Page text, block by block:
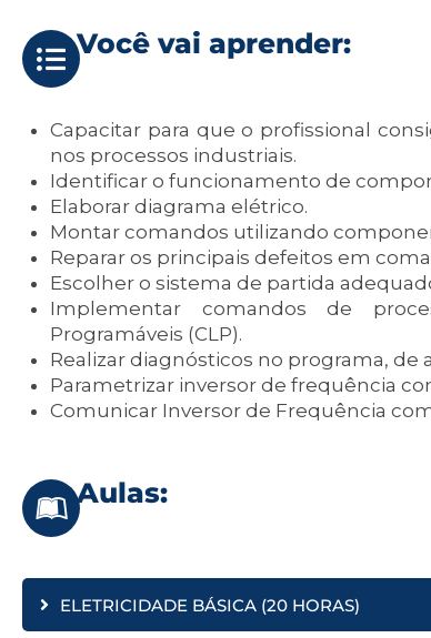
Você vai aprender:
Capacitar para que o profissional
nos processos industriais.
Identificar o funcionamento de
Elaborar diagrama elétrico.
Montar comandos utilizando
Reparar os principais defeitos em
Escolher o sistema de partida
Implementar comandos de
Programáveis (CLP).
Realizar diagnósticos no programa, de
Parametrizar inversor de frequência
Comunicar Inversor de Frequência com
Aulas:
ELETRICIDADE BÁSICA (20 HORAS)